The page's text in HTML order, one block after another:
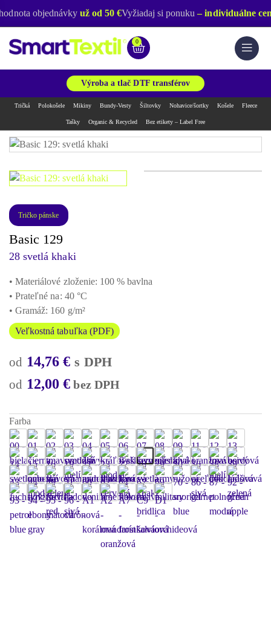
objednávky už od 50 €Vyžiadaj si ponuku– individuálne
0
Výroba a tlač DTF transférov
Tričká Polokošele Mikiny Bundy-Vesty Šiltovky Nohavice/šortky Košele Fleece
Tašky Organic & Recycled Bez etikety – Label Free
Tričko pánske
Basic 129
28 svetlá khaki
• Materiálové zloženie: 100 % bavlna
• Prateľné na: 40 °C
• Gramáž: 160 g/m²
Veľkostná tabuľka (PDF)
14,76€ s DPH
12,00€ bez DPH
Farba